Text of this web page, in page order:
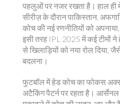
पहलुओं पर नजर रखता है। हाल ही
सीरीज़ के दौरान पाकिस्तान,
कोच की नई रणनीतियों को
इसी तरह IPL 2025 में कई टीमों
से खिलाड़ियों को नया रोल दिया,
बदलना।
फुटबॉल में हेड कोच का फोकस
अटैकिंग पैटर्न पर रहता है।